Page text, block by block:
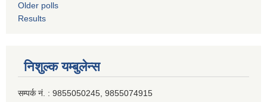
Older polls
Results
निशुल्क यम्बुलेन्स
सम्पर्क नं. : 9855050245, 9855074915